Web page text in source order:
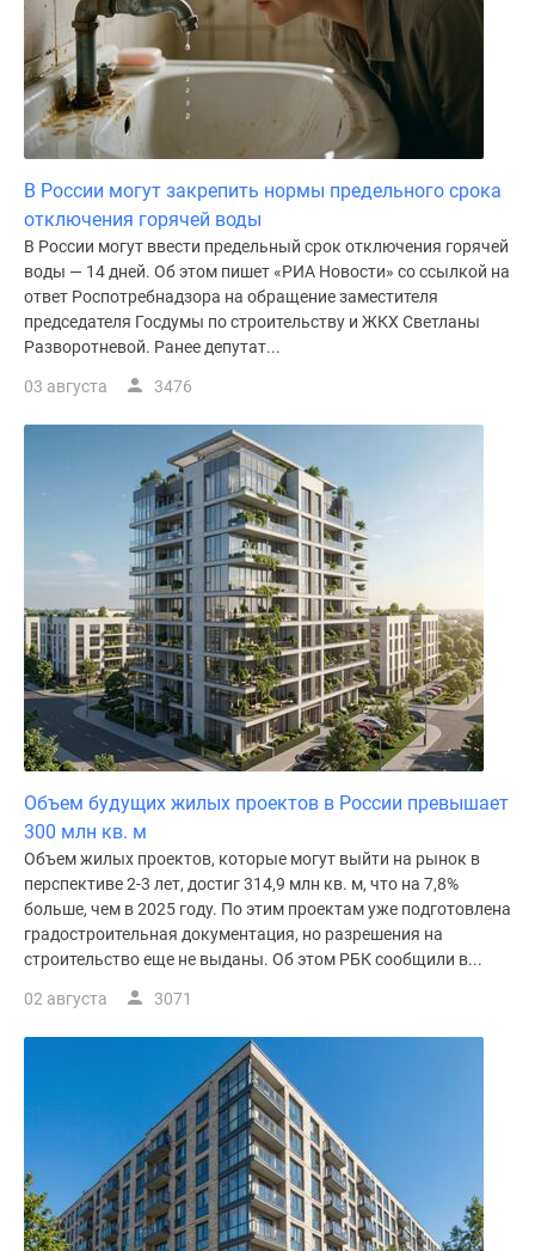
Дома
коттеджи
Коттеджные
поселки
Новой
Москве
Готовые
коттеджные
поселки
Строящиеся
коттеджные
поселки
Коттеджные
водоема
Коттеджные
поселки
ипотеку
Бизнес-
центры
Коттеджи
Скидки
акции
Макс
В России могут закрепить нормы предельного срока
отключения горячей воды
В России могут ввести предельный срок отключения горячей
воды — 14 дней. Об этом пишет «РИА Новости» со ссылкой на
ответ Роспотребнадзора на обращение заместителя
председателя Госдумы по строительству и ЖКХ Светланы
Разворотневой. Ранее депутат...
03 августа 3476
Объем будущих жилых проектов в России превышает
300 млн кв. м
Объем жилых проектов, которые могут выйти на рынок в
перспективе 2-3 лет, достиг 314,9 млн кв. м, что на 7,8%
больше, чем в 2025 году. По этим проектам уже подготовлена
градостроительная документация, но разрешения на
строительство еще не выданы. Об этом РБК сообщили в...
02 августа 3071